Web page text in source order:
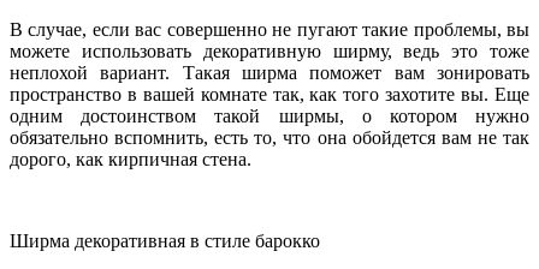
В случае, если вас совершенно не пугают такие проблемы, вы
можете использовать декоративную ширму, ведь это тоже
неплохой вариант. Такая ширма поможет вам зонировать
пространство в вашей комнате так, как того захотите вы. Еще
одним достоинством такой ширмы, о котором нужно
обязательно вспомнить, есть то, что она обойдется вам не так
дорого, как кирпичная стена.
Ширма декоративная в стиле барокко